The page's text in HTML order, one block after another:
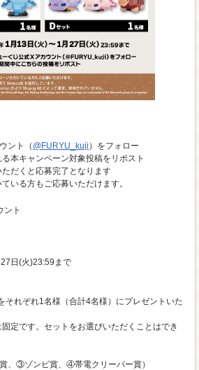
ント（ @FURYU_kuji ）をフォロー
本キャンペーン対象投稿をリポスト
だくと応募完了となります
いる方もご応募いただけます。
ント
日(火)23:59まで
それぞれ1名様（合計4名様）にプレゼントいた
定です。セットをお選びいただくことはでき
、③ゾンビ賞、④帯電クリーパー賞）